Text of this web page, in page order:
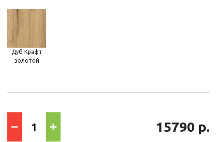
Дуб Крафт
золотой
15790 р.